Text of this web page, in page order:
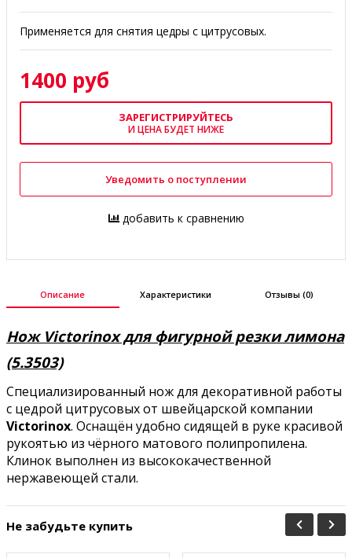
Применяется для снятия цедры с цитрусовых.
1400 руб
ЗАРЕГИСТРИРУЙТЕСЬ
И ЦЕНА БУДЕТ НИЖЕ
Уведомить о поступлении
добавить к сравнению
Описание Характеристики Отзывы (0)
Нож Victorinox для фигурной резки лимона
(5.3503)
Специализированный нож для декоративной работы
с цедрой цитрусовых от швейцарской компании
Victorinox. Оснащён удобно сидящей в руке красивой
рукоятью из чёрного матового полипропилена.
Клинок выполнен из высококачественной
нержавеющей стали.
Не забудьте купить